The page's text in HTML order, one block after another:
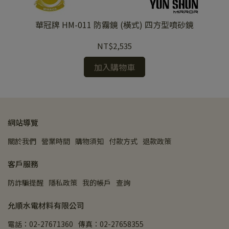
華冠牌 HM-011 防霧鏡 (橫式) 四方型噴砂鏡
NT$2,535
加入購物車
網站導覽
關於我們 營業時間 購物須知 付款方式 退款政策
客戶服務
防詐騙提醒 隱私政策 我的帳戶 查詢
允順水電材料有限公司
電話：02-27671360 傳真：02-27658355